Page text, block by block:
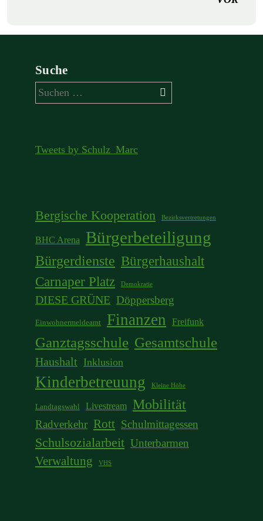
Suche
Suchen
nach:
Tweets by Schulz_Marc
Bergische Kooperation Bezirksvertretungen
BHC Arena Bürgerbeteiligung
Bürgerdienste Bürgerhaushalt
Carnaper Platz
Demokratie
DIESE GRÜNE Döppersberg
Einwohnermeldeamt Finanzen Freifunk
Ganztagsschule Gesamtschule
Haushalt Inklusion
Kinderbetreuung Kleine Höhe
Landtagswahl Livestream Mobilität
Radverkehr Rott Schulmittagessen
Schulsozialarbeit Unterbarmen
Verwaltung VHS